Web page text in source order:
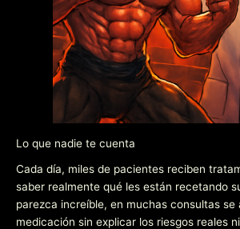
Lo que nadie te cuenta
Cada día, miles de pacientes reciben
saber realmente qué les están recetando
parezca increíble, en muchas consultas se
medicación sin explicar los riesgos reales